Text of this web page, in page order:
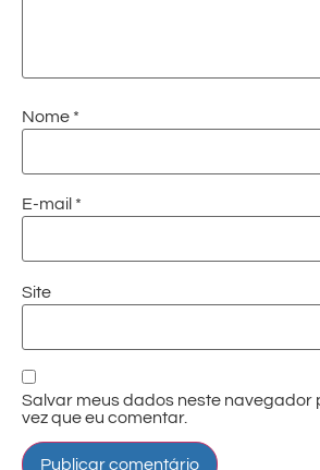
Nome *
E-mail *
Site
Salvar meus dados neste navegador
vez que eu comentar.